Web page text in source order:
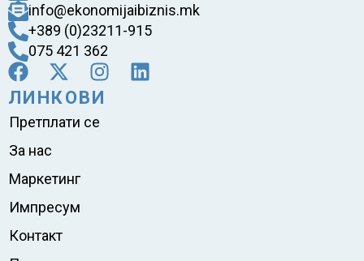
info@ekonomijaibiznis.mk
+389 (0)23211-915
075 421 362
ЛИНКОВИ
Претплати се
За нас
Маркетинг
Импресум
Контакт